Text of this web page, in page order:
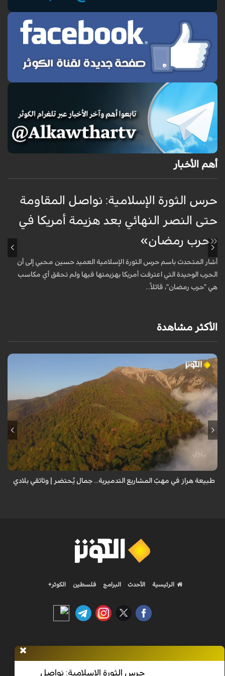
أهم الأخبار
حرس الثورة الإسلامية: نواصل المقاومة
حتى النصر النهائي بعد هزيمة أمريكا في
«حرب رمضان»
أشار المتحدث باسم حرس الثورة الإسلامية العميد حسين محبي إلى أن
الحرب الوحيدة التي اعترفت أمريكا بهزيمتها فيها ولم تحقق أي مكاسب
هي "حرب رمضان"، قائلاً...
الأكثر مشاهدة
من قلب طبيعة هراز التي كانت يوماً من أجمل الموائل الطبيعية في إيران، يحذر
المعد من كارثة بيئية: "وحش الأعمال والمشاريع التدميرية تنهش بجسم
طبيعة هراز في مهبّ المشاريع التدميرية... جمال يُحتضر | وثائقي بلادي
حرس الثورة الإسلامية: نواصل
الرئيسية الأحدث البرامج فلسطين الكوثر+
جميع الحقوق محفوظة